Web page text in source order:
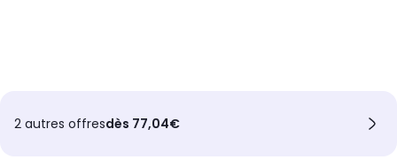
2 autres offresdès 77,04€